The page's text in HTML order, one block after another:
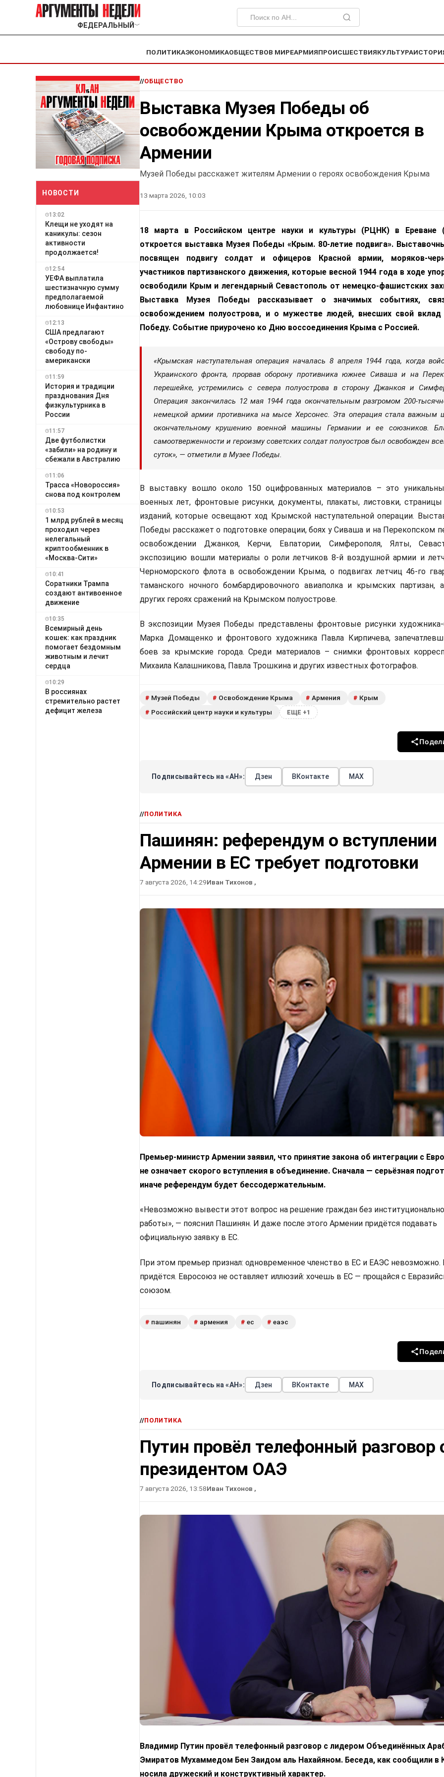
ФЕДЕРАЛЬНЫЙ ﹀
ПОЛИТИКАЭКОНОМИКАОБЩЕСТВОВ МИРЕАРМИЯПРОИСШЕСТВИЯКУЛЬТУРА
НОВОСТИ
13:02
Клещи не уходят на
каникулы: сезон
активности
продолжается!
12:54
УЕФА выплатила
шестизначную сумму
предполагаемой
любовнице Инфантино
12:13
США предлагают
«Острову свободы»
свободу по-
американски
11:59
История и традиции
празднования Дня
физкультурника в
России
11:57
Две футболистки
«забили» на родину и
сбежали в Австралию
11:06
Трасса «Новороссия»
снова под контролем
10:53
1 млрд рублей в месяц
проходил через
нелегальный
криптообменник в
«Москва-Сити»
10:41
Соратники Трампа
создают антивоенное
движение
10:35
Всемирный день
кошек: как праздник
помогает бездомным
животным и лечит
сердца
10:29
В россиянах
стремительно растет
дефицит железа
//ОБЩЕСТВО
Выставка Музея Победы об
освобождении Крыма откроется в
Армении
Музей Победы расскажет жителям Армении о героях освобождения Крыма
13 марта 2026, 10:03
18 марта в Российском центре науки и культуры (РЦНК) в Ереване
откроется выставка Музея Победы «Крым. 80-летие подвига».
посвящен подвигу солдат и офицеров Красной армии, моряков-
участников партизанского движения, которые весной 1944 года в ходе
освободили Крым и легендарный Севастополь от немецко-фашистских
Выставка Музея Победы рассказывает о значимых событиях,
освобождением полуострова, и о мужестве людей, внесших свой
Победу. Событие приурочено ко Дню воссоединения Крыма с Россией.
«Крымская наступательная операция началась 8 апреля 1944 года, когда
Украинского фронта, прорвав оборону противника южнее Сиваша и на
перешейке, устремились с севера полуострова в сторону Джанкоя и
Операция закончилась 12 мая 1944 года окончательным разгромом
немецкой армии противника на мысе Херсонес. Эта операция стала важным
окончательному крушению военной машины Германии и ее союзников.
самоотверженности и героизму советских солдат полуостров был освобожден
суток», — отметили в Музее Победы.
В выставку вошло около 150 оцифрованных материалов – это
военных лет, фронтовые рисунки, документы, плакаты, листовки,
изданий, которые освещают ход Крымской наступательной операции.
Победы расскажет о подготовке операции, боях у Сиваша и на Перекопском
освобождении Джанкоя, Керчи, Евпатории, Симферополя, Ялты,
экспозицию вошли материалы о роли летчиков 8-й воздушной армии и
Черноморского флота в освобождении Крыма, о подвигах летчиц 46-го
таманского ночного бомбардировочного авиаполка и крымских партизан,
других героях сражений на Крымском полуострове.
В экспозиции Музея Победы представлены фронтовые рисунки художника-
Марка Домащенко и фронтового художника Павла Кирпичева,
боев за крымские города. Среди материалов – снимки фронтовых
Михаила Калашникова, Павла Трошкина и других известных фотографов.
# Музей Победы # Освобождение Крыма # Армения # Крым
# Российский центр науки и культуры ЕЩЕ +1
Подписывайтесь на «АН»: Дзен ВКонтакте МАХ
//ПОЛИТИКА
Пашинян: референдум о вступлении
Армении в ЕС требует подготовки
7 августа 2026, 14:29Иван Тихонов ,
Премьер-министр Армении заявил, что принятие закона об интеграции с
не означает скорого вступления в объединение. Сначала — серьёзная
иначе референдум будет бессодержательным.
«Невозможно вывести этот вопрос на решение граждан без
работы», — пояснил Пашинян. И даже после этого Армении придётся подавать
официальную заявку в ЕС.
При этом премьер признал: одновременное членство в ЕС и ЕАЭС невозможно.
придётся. Евросоюз не оставляет иллюзий: хочешь в ЕС — прощайся с
союзом.
# пашинян # армения # ес # еаэс
Подписывайтесь на «АН»: Дзен ВКонтакте МАХ
//ПОЛИТИКА
Путин провёл телефонный разговор
президентом ОАЭ
7 августа 2026, 13:58Иван Тихонов ,
Владимир Путин провёл телефонный разговор с лидером Объединённых
Эмиратов Мухаммедом Бен Заидом аль Нахайяном. Беседа, как сообщили в
носила дружеский и конструктивный характер.